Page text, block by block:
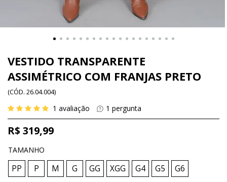
VESTIDO TRANSPARENTE
ASSIMÉTRICO COM FRANJAS PRETO
(CÓD. 26.04.004)
1 avaliação 1 pergunta
R$ 319,99
TAMANHO
PP P M G GG XGG G4 G5 G6